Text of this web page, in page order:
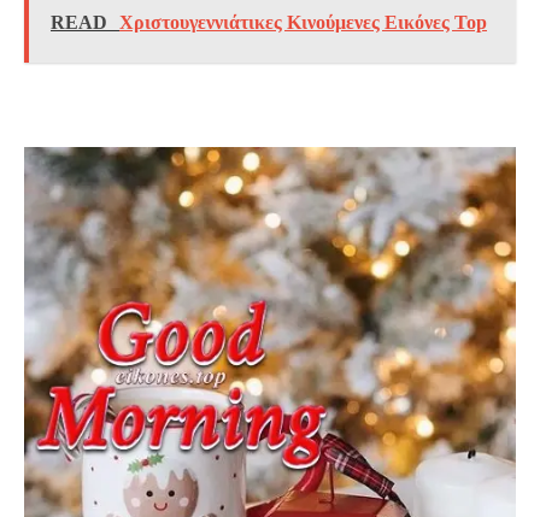
READ Χριστουγεννιάτικες Κινούμενες Εικόνες Top